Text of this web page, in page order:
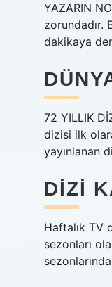
YAZARIN
zorundadır.
dakikaya
72 YILLIK
dizisi ilk
yayınlanan
DIZI
Haftalık TV
sezonları